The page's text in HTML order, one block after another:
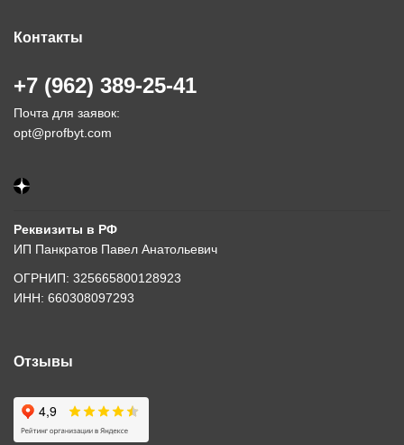
Контакты
+7 (962) 389-25-41
Почта для заявок:
opt@profbyt.com
Реквизиты в РФ
ИП Панкратов Павел Анатольевич
ОГРНИП: 325665800128923
ИНН: 660308097293
Отзывы